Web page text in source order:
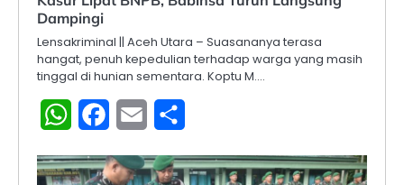
Dampingi
Lensakriminal || Aceh Utara – Suasananya terasa
hangat, penuh kepedulian terhadap warga yang masih
tinggal di hunian sementara. Koptu M.…
WhatsAppFacebook
Email